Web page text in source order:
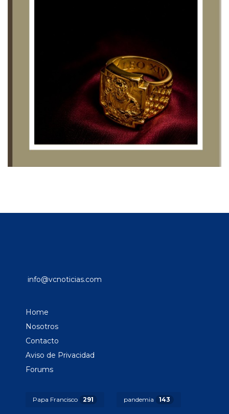
info@vcnoticias.com
Home
Nosotros
Contacto
Aviso de Privacidad
Forums
Papa Francisco 291 pandemia 143